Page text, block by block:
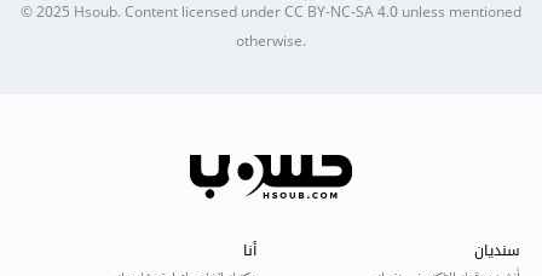
© 2025Hsoub.Content licensed underCC BY-NC-SA 4.0unless mentioned
otherwise.